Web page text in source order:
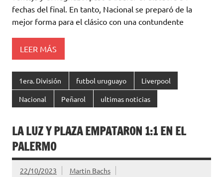
p
p
o
k
ti
r
fechas del final. En tanto, Nacional se preparó de la
mejor forma para el clásico con una contundente
LEER MÁS
1era. División futbol uruguayo Liverpool
Nacional Peñarol ultimas noticias
LA LUZ Y PLAZA EMPATARON 1:1 EN EL
PALERMO
22/10/2023 Martin Bachs